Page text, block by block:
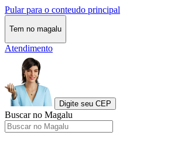
Pular para o conteudo principal
Tem no magalu
Atendimento
Digite seu CEP
Buscar no Magalu